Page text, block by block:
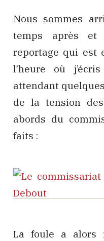
Nous sommes
temps après
reportage qui est
l’heure où
attendant
de la tension
abords du
faits :
La foule a alors